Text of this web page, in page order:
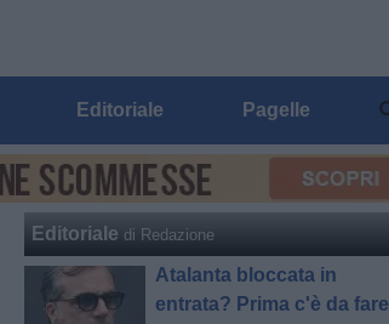
Editoriale Pagelle
Editoriale di Redazione
Atalanta bloccata in
entrata? Prima c'è da fare